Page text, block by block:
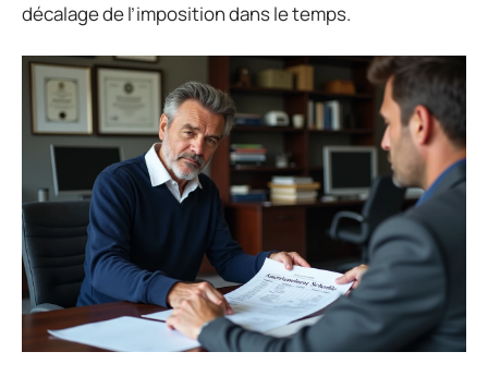
décalage de l’imposition dans le temps.